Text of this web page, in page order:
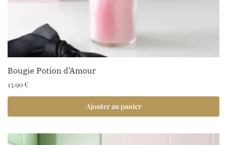
Bougie Potion d’Amour
13.90€
Ajouter au panier